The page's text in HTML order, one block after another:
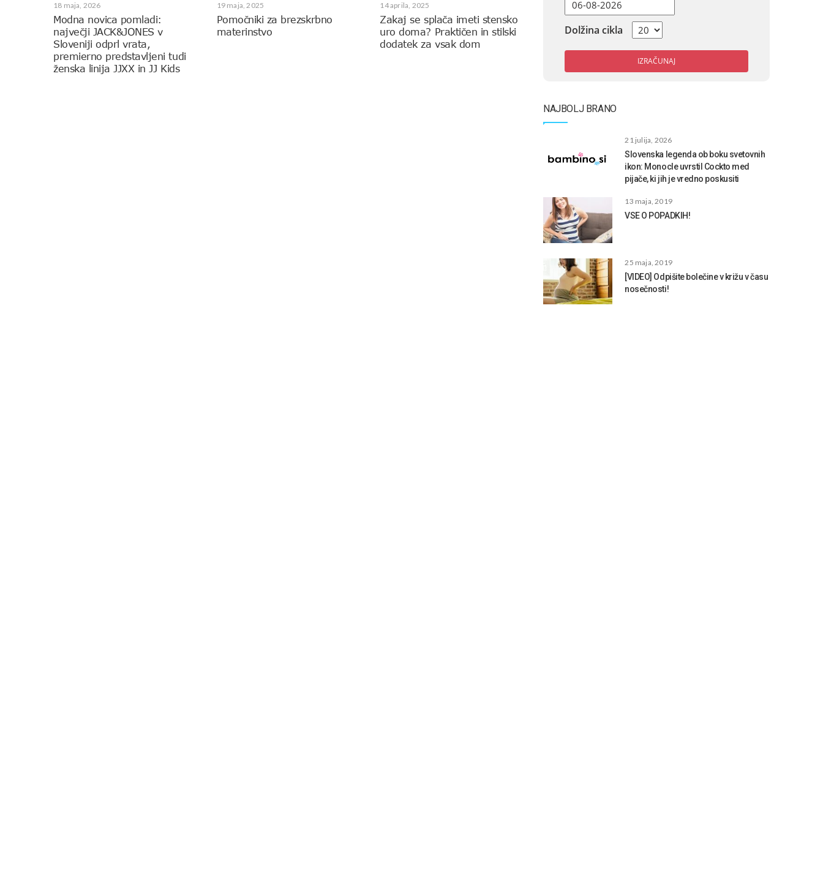
18 maja, 2026
Modna novica pomladi:
največji JACK&JONES v
Sloveniji odprl vrata,
premierno predstavljeni tudi
ženska linija JJXX in JJ Kids
19 maja, 2025
Pomočniki za brezskrbno
materinstvo
14 aprila, 2025
Zakaj se splača imeti stensko
uro doma? Praktičen in stilski
dodatek za vsak dom
Dolžina cikla
IZRAČUNAJ
NAJBOLJ BRANO
21 julija, 2026
Slovenska legenda ob boku svetovnih
ikon: Monocle uvrstil Cockto med
pijače, ki jih je vredno poskusiti
13 maja, 2019
VSE O POPADKIH!
25 maja, 2019
[VIDEO] Odpišite bolečine v križu v času
nosečnosti!